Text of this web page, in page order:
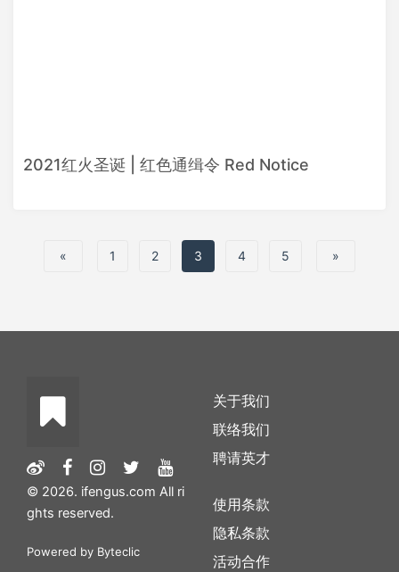
2021红火圣诞 | 红色通缉令 Red Notice
« 1 2 3 4 5 »
© 2026. ifengus.com All ri
ghts reserved.
Powered by Byteclic
关于我们
联络我们
聘请英才
使用条款
隐私条款
活动合作